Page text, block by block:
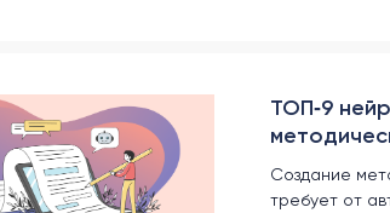
ТОП‑9
Создание
требует от